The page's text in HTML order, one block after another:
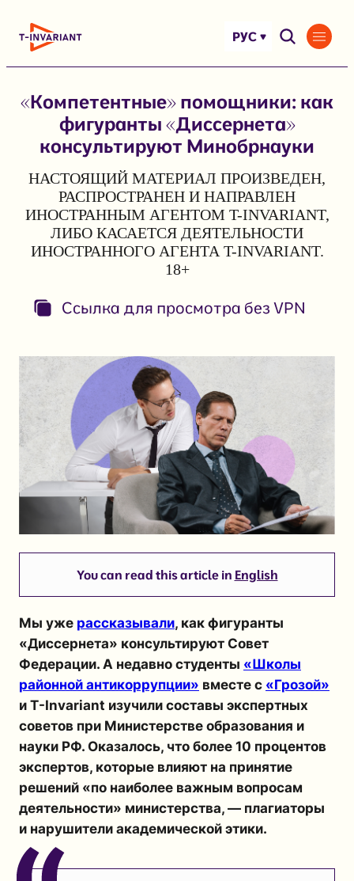
РУС
«Компетентные» помощники: как
фигуранты «Диссернета»
консультируют Минобрнауки
НАСТОЯЩИЙ МАТЕРИАЛ ПРОИЗВЕДЕН,
РАСПРОСТРАНЕН И НАПРАВЛЕН
ИНОСТРАННЫМ АГЕНТОМ T-INVARIANT,
ЛИБО КАСАЕТСЯ ДЕЯТЕЛЬНОСТИ
ИНОСТРАННОГО АГЕНТА T-INVARIANT.
18+
Ссылка для просмотра без VPN
You can read this article in English
Мы уже рассказывали, как фигуранты
«Диссернета» консультируют Совет
Федерации. А недавно студенты «Школы
районной антикоррупции» вместе с «Грозой»
и T-Invariant изучили составы экспертных
советов при Министерстве образования и
науки РФ. Оказалось, что более 10 процентов
экспертов, которые влияют на принятие
решений «по наиболее важным вопросам
деятельности» министерства, — плагиаторы
и нарушители академической этики.